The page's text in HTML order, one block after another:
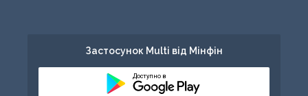
Застосунок Multi від Мінфін
Доступно в